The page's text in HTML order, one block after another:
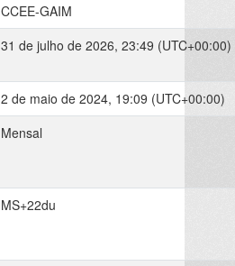
CCEE-GAIM
31 de julho de 2026, 23:49 (UTC+00:00)
2 de maio de 2024, 19:09 (UTC+00:00)
Mensal
MS+22du